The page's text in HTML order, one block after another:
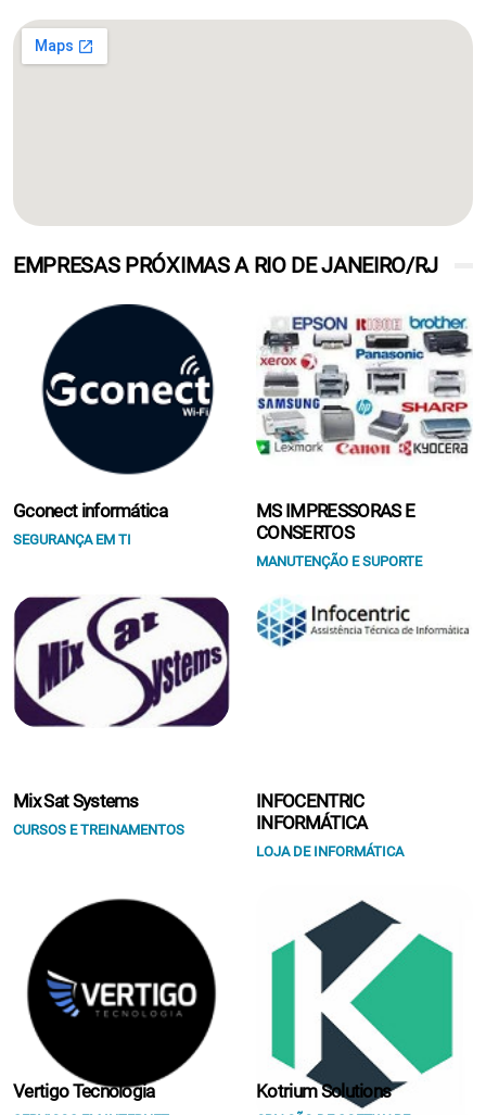
EMPRESAS PRÓXIMAS A RIO DE JANEIRO/RJ
Gconect informática
SEGURANÇA EM TI
MS IMPRESSORAS E
CONSERTOS
MANUTENÇÃO E SUPORTE
Mix Sat Systems
CURSOS E TREINAMENTOS
INFOCENTRIC
INFORMÁTICA
LOJA DE INFORMÁTICA
Vertigo Tecnologia Kotrium Solutions